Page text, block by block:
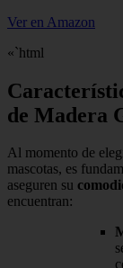
Ver en Amazon
«`html
de Madera
Al momento de
mascotas, es
aseguren su
encuentran: